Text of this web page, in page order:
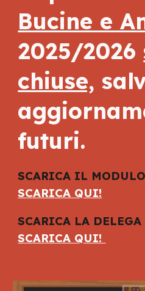
Bucine e
2025/2026
chiuse,
futuri.
SCARICA IL
SCARICA QUI!
SCARICA LA
SCARICA QUI!